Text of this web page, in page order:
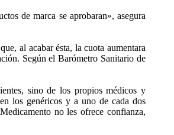
de marca se aprobaran», asegura
al acabar ésta, la cuota aumentara
Según el Barómetro Sanitario de
sino de los propios médicos y
los genéricos y a uno de cada dos
no les ofrece confianza,